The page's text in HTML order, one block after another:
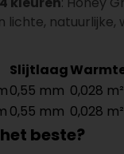
lichte,
Slijtlaag
0,55 mm 0,028
0,55 mm 0,028
beste?